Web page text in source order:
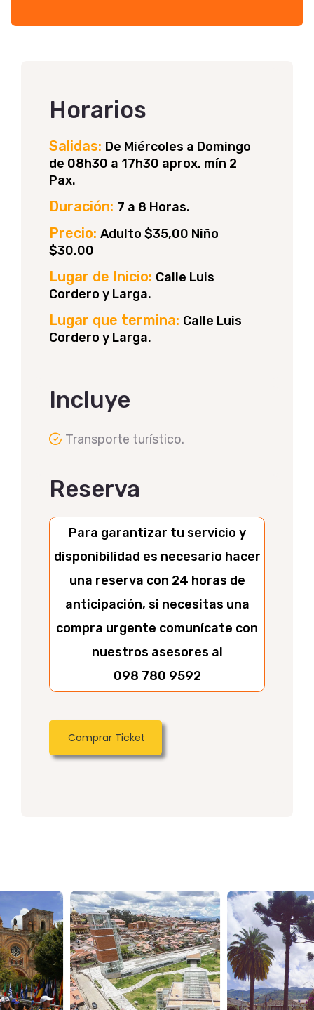
Horarios
Salidas: De Miércoles a Domingo
de 08h30 a 17h30 aprox. mín 2
Pax.
Duración: 7 a 8 Horas.
Precio: Adulto $35,00 Niño
$30,00
Lugar de Inicio: Calle Luis
Cordero y Larga.
Lugar que termina: Calle Luis
Cordero y Larga.
Incluye
Transporte turístico.
Reserva
Para garantizar tu servicio y
disponibilidad es necesario hacer
una reserva con 24 horas de
anticipación, si necesitas una
compra urgente comunícate con
nuestros asesores al
098 780 9592
Comprar Ticket